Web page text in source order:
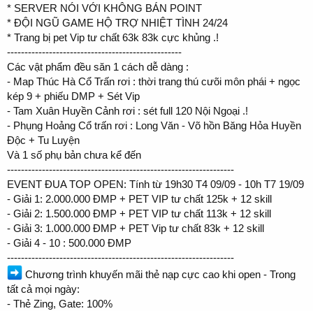
* SERVER NÓI VỚI KHÔNG BÁN POINT
* ĐỘI NGŨ GAME HỘ TRỢ NHIỆT TÌNH 24/24
* Trang bị pet Vip tư chất 63k 83k cực khủng .!
--------------------------------------------------
Các vật phẩm đều săn 1 cách dễ dàng :
- Map Thúc Hà Cổ Trấn rơi : thời trang thú cưõi môn phái + ngọc
kép 9 + phiếu DMP + Sét Vip
- Tam Xuân Huyền Cảnh rơi : sét full 120 Nội Ngoại .!
- Phụng Hoảng Cổ trấn rơi : Long Văn - Võ hồn Băng Hỏa Huyền
Độc + Tu Luyện
Và 1 số phụ bản chưa kể đến
-----------------------------------------------------------------
EVENT ĐUA TOP OPEN: Tính từ 19h30 T4 09/09 - 10h T7 19/09
- Giải 1: 2.000.000 ĐMP + PET VIP tư chất 125k + 12 skill
- Giải 2: 1.500.000 ĐMP + PET VIP tư chất 113k + 12 skill
- Giải 3: 1.000.000 ĐMP + PET Vip tư chất 83k + 12 skill
- Giải 4 - 10 : 500.000 ĐMP
-----------------------------------------------------------------
Chương trình khuyến mãi thẻ nạp cực cao khi open - Trong
tất cả mọi ngày:
- Thẻ Zing, Gate: 100%